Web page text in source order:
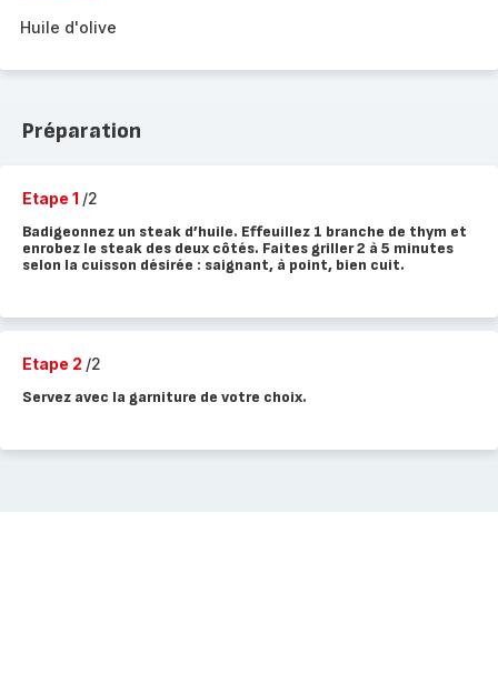
Huile d'olive
Préparation
Etape 1 /2
Badigeonnez un steak d’huile. Effeuillez 1 branche de thym et
enrobez le steak des deux côtés. Faites griller 2 à 5 minutes
selon la cuisson désirée : saignant, à point, bien cuit.
Etape 2 /2
Servez avec la garniture de votre choix.